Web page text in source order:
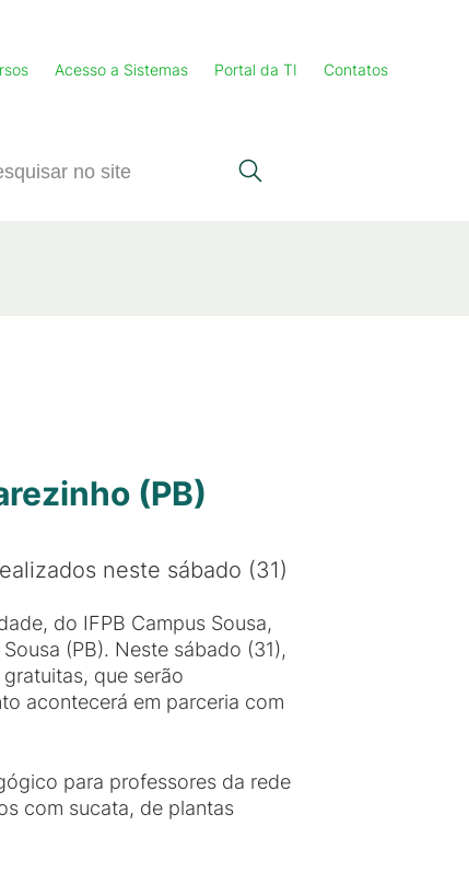
Acesso a Sistemas Portal da TI Contatos
(PB)
neste sábado (31)
do IFPB Campus Sousa,
(PB). Neste sábado (31),
que serão
acontecerá em parceria com
para professores da rede
com sucata, de plantas